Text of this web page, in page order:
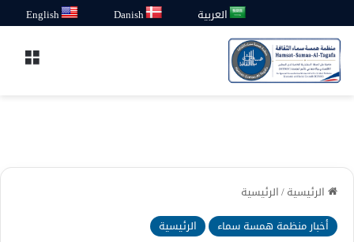
العربية Danish
English
الرئيسية/الرئيسية
أخبار منظمة همسة سماء
الرئيسية